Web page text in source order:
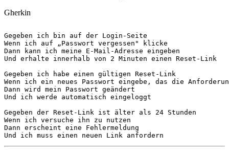
Gherkin
Gegeben
Wenn
Dann
Und
erhalte innerhalb von 2 Minuten einen Reset-Link
Gegeben
Wenn
Dann
Und
ich werde automatisch eingeloggt
Gegeben
Wenn
Dann
Und
ich muss einen neuen Link anfordern